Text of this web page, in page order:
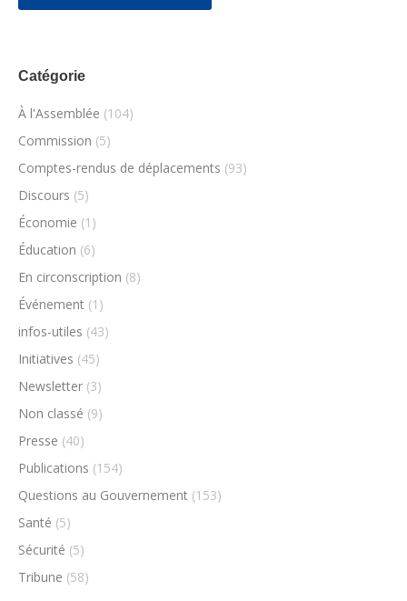
Catégorie
À l'Assemblée (104)
Commission (5)
Comptes-rendus de déplacements (93)
Discours (5)
Économie (1)
Éducation (6)
En circonscription (8)
Événement (1)
infos-utiles (43)
Initiatives (45)
Newsletter (3)
Non classé (9)
Presse (40)
Publications (154)
Questions au Gouvernement (153)
Santé (5)
Sécurité (5)
Tribune (58)